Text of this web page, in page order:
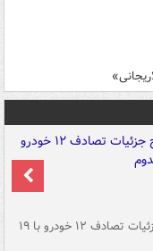
تشریح جزئیات تصادف ۱۲ خودرو با ۱۹